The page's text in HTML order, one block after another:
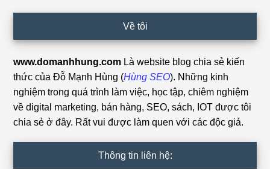
Về tôi
www.domanhhung.com Là website blog chia sẻ kiến
thức của Đỗ Mạnh Hùng (Hùng SEO). Những kinh
nghiệm trong quá trình làm việc, học tập, chiêm nghiệm
về digital marketing, bán hàng, SEO, sách, IOT được tôi
chia sẻ ở đây. Rất vui được làm quen với các độc giả.
Thông tin liên hệ: